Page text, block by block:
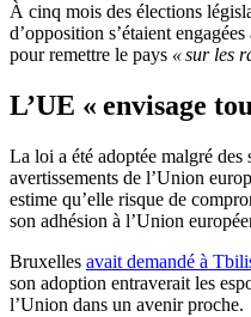
À cinq mois des élections
d’opposition s’étaient
pour remettre le pays « sur les
L’UE « envisage
La loi a été adoptée malgré des
avertissements de l’Union
estime qu’elle risque de
son adhésion à l’Union
Bruxelles avait demandé à
son adoption entraverait les
l’Union dans un avenir proche.